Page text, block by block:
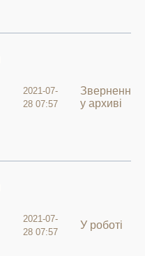
2021-07-
28 07:57
Звернення
у архиві
2021-07-
28 07:57
У роботі